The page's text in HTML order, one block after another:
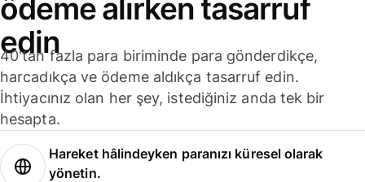
ödeme alırken tasarruf
edin
40'tan fazla para biriminde para gönderdikçe,
harcadıkça ve ödeme aldıkça tasarruf edin.
İhtiyacınız olan her şey, istediğiniz anda tek bir
hesapta.
Hareket hâlindeyken paranızı küresel olarak
yönetin.